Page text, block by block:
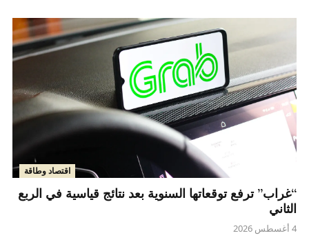
اقتصاد وطاقة
“غراب” ترفع توقعاتها السنوية بعد نتائج قياسية في الربع
الثاني
4 أغسطس 2026